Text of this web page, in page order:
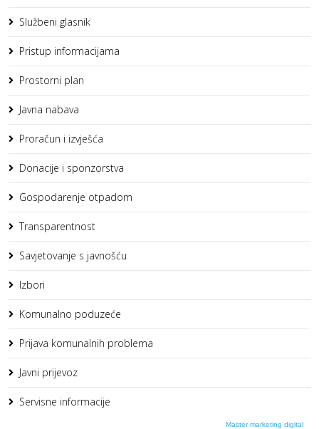
Službeni glasnik
Pristup informacijama
Prostorni plan
Javna nabava
Proračun i izvješća
Donacije i sponzorstva
Gospodarenje otpadom
Transparentnost
Savjetovanje s javnošću
Izbori
Komunalno poduzeće
Prijava komunalnih problema
Javni prijevoz
Servisne informacije
Master marketing digital